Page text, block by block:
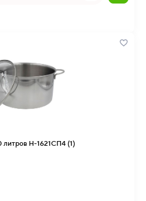
литров Н-1621СП4 (1)